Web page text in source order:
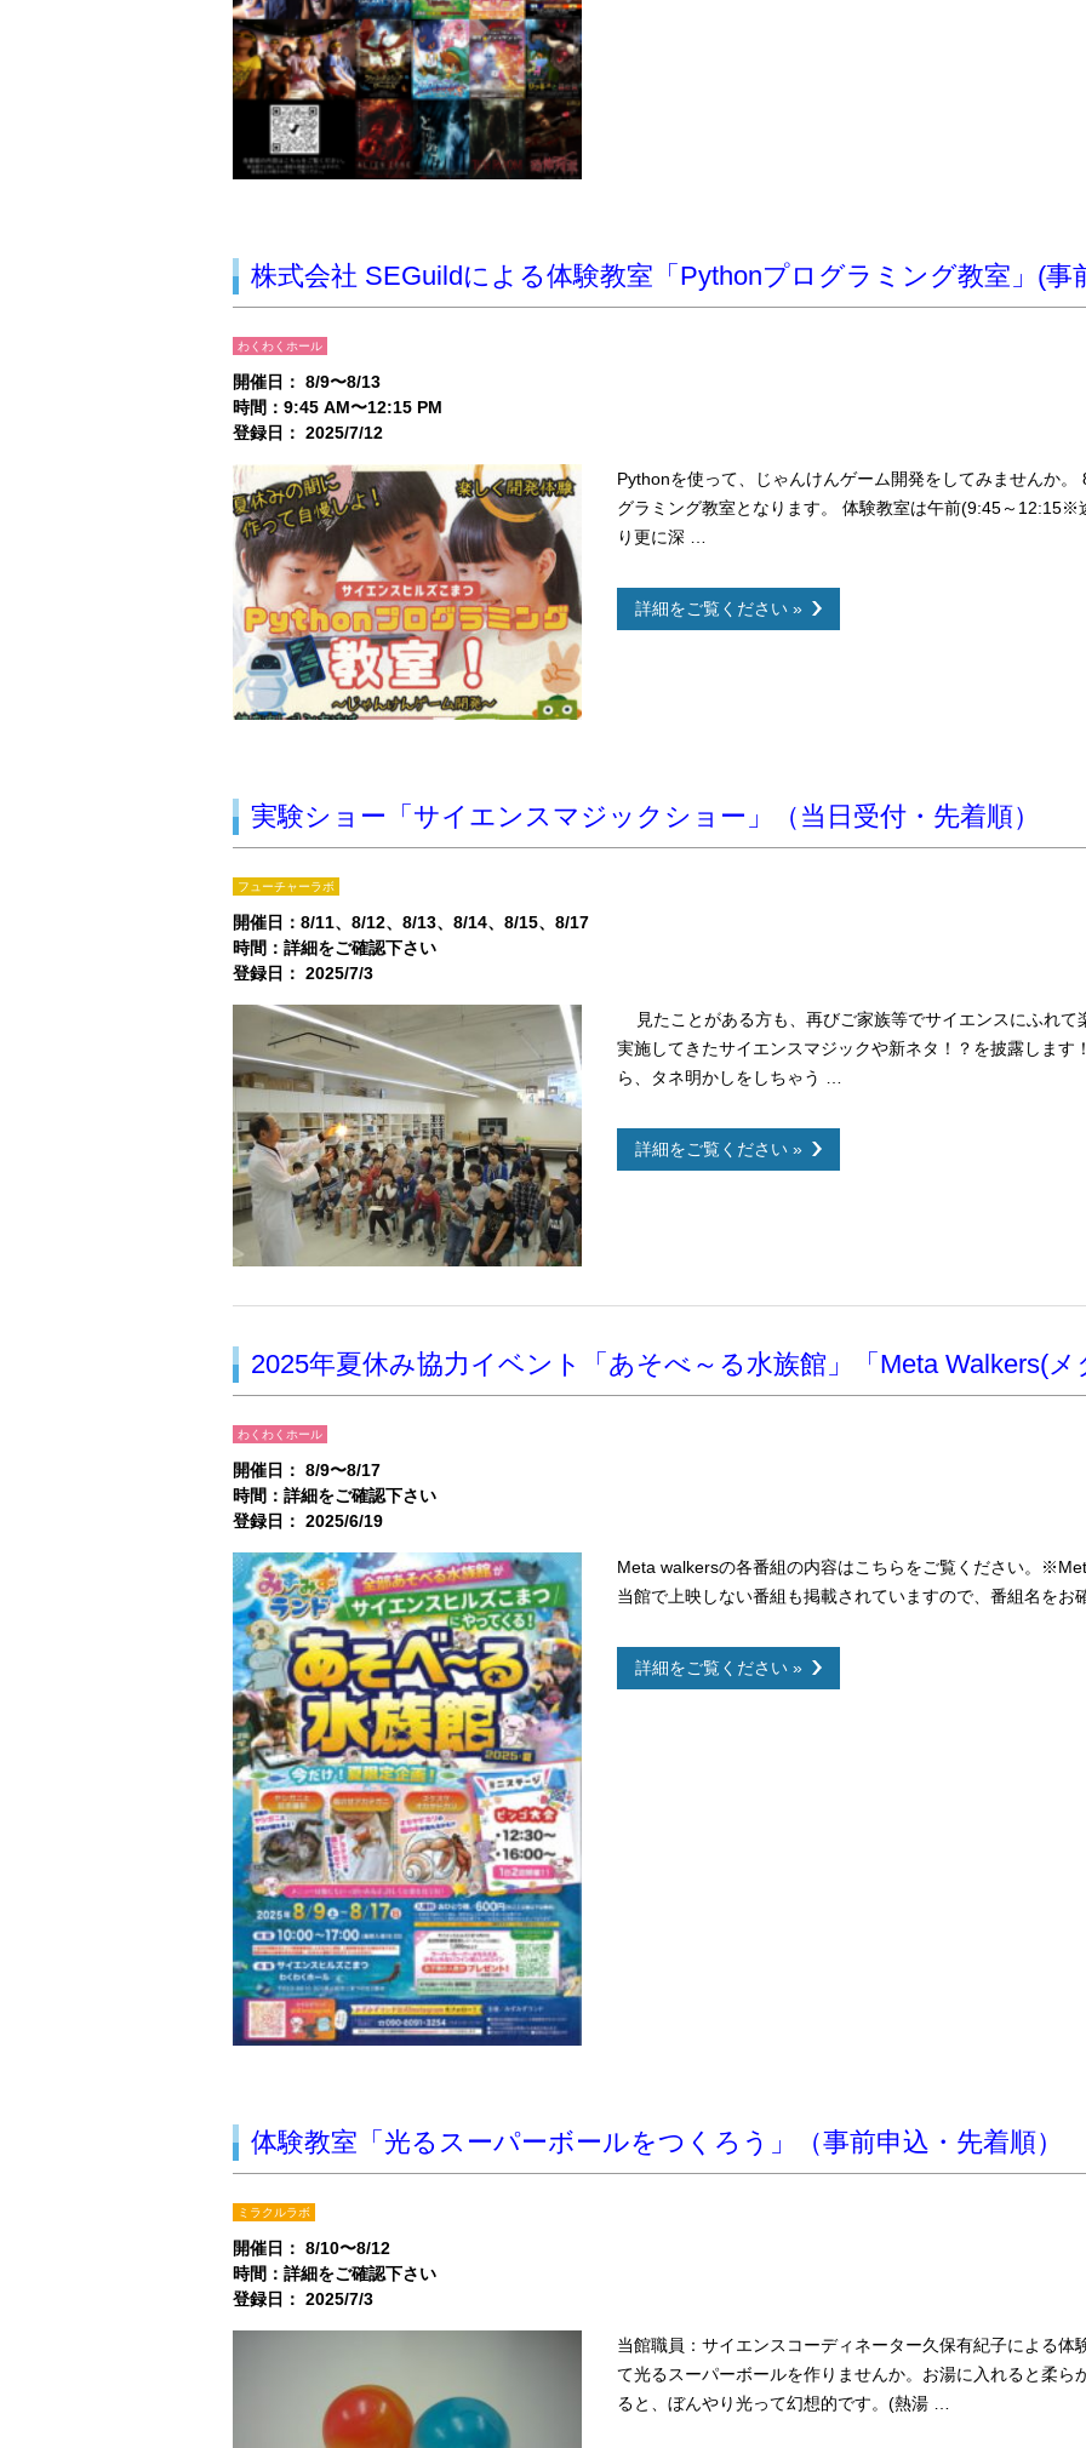
株式会社 SEGuildによる体験教室「Pythonプログラミング教室」(事
わくわくホール
開催日： 8/9〜8/13
時間：9:45 AM〜12:15 PM
登録日： 2025/7/12
Pythonを使って、じゃんけんゲーム開発をしてみませんか
グラミング教室となります。 体験教室は午前(9:45～12:15※
り更に深 …
詳細をご覧ください »
実験ショー「サイエンスマジックショー」（当日受付・先着順）
フューチャーラボ
開催日： 8/11 8/12 8/13 8/14 8/15
8/17
時間：詳細をご確認下さい
登録日： 2025/7/3
見たことがある方も、再びご家族等でサイエンスにふれて
実施してきたサイエンスマジックや新ネタ！？を披露します
ら、タネ明かしをしちゃう …
詳細をご覧ください »
2025年夏休み協力イベント「あそべ～る水族館」「Meta Walkers(メ
わくわくホール
開催日： 8/9〜8/17
時間：詳細をご確認下さい
登録日： 2025/6/19
Meta walkersの各番組の内容はこちらをご覧ください。
当館で上映しない番組も掲載されていますので、番組名をお
詳細をご覧ください »
体験教室「光るスーパーボールをつくろう」（事前申込・先着順）
ミラクルラボ
開催日： 8/10〜8/12
時間：詳細をご確認下さい
登録日： 2025/7/3
当館職員：サイエンスコーディネーター久保有紀子による体
て光るスーパーボールを作りませんか。お湯に入れると柔ら
ると、ぼんやり光って幻想的です。(熱湯 …